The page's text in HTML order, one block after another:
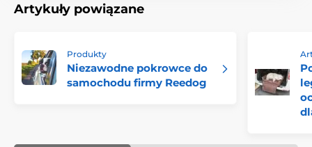
Artykuły powiązane
Produkty
Niezawodne pokrowce do
samochodu firmy Reedog